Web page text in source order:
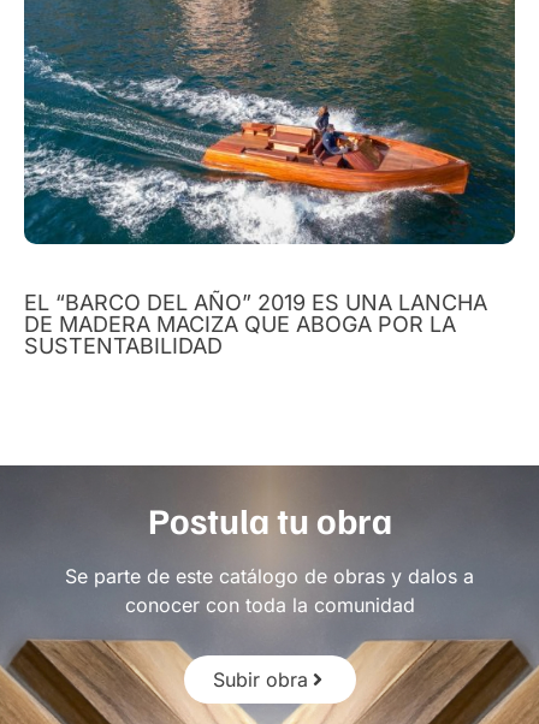
EL “BARCO DEL AÑO” 2019 ES UNA LANCHA
DE MADERA MACIZA QUE ABOGA POR LA
SUSTENTABILIDAD
Postula tu obra
Se parte de este catálogo de obras y dalos a
conocer con toda la comunidad
Subir obra